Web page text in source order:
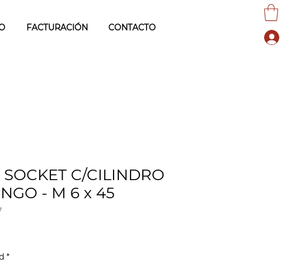
FACTURACIÓN CONTACTO
SOCKET C/CILINDRO
- M 6 x 45
*